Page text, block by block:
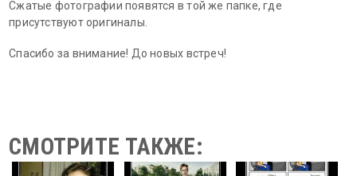
Сжатые фотографии появятся в той же папке, где
присутствуют оригиналы.
Спасибо за внимание! До новых встреч!
СМОТРИТЕ ТАКЖЕ: